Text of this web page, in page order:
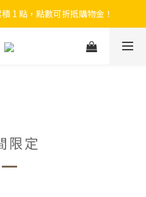
購物金＋首購免運！
1 點，點數可折抵購物金！
購物金＋首購免運！
限定